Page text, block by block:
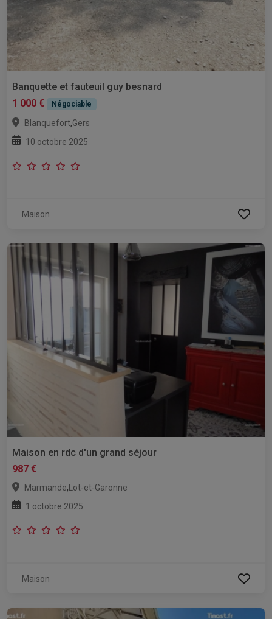
Banquette et fauteuil guy besnard
1 000 €
Négociable
Blanquefort,Gers
10 octobre 2025
Maison
Maison en rdc d'un grand séjour
987 €
Marmande, Lot-et-Garonne
1 octobre 2025
Maison